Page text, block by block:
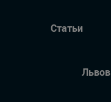
Статьи
Львов